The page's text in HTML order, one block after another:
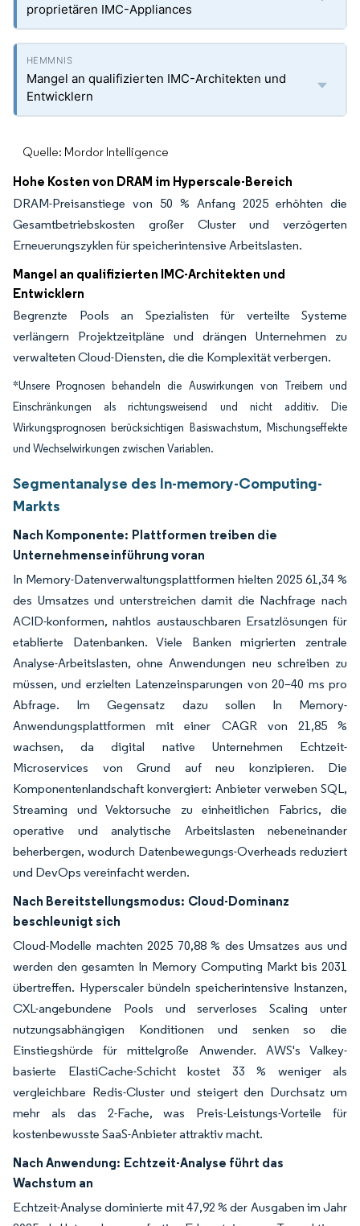
proprietären IMC-Appliances
Mangel an qualifizierten IMC-Architekten und
Entwicklern
Quelle: Mordor Intelligence
Hohe Kosten von DRAM im Hyperscale-Bereich
DRAM-Preisanstiege von 50 % Anfang 2025 erhöhten die
Gesamtbetriebskosten großer Cluster und verzögerten
Erneuerungszyklen für speicherintensive Arbeitslasten.
Mangel an qualifizierten IMC-Architekten und
Entwicklern
Begrenzte Pools an Spezialisten für verteilte Systeme
verlängern Projektzeitpläne und drängen Unternehmen zu
verwalteten Cloud-Diensten, die die Komplexität verbergen.
*Unsere Prognosen behandeln die Auswirkungen von Treibern und
Einschränkungen als richtungsweisend und nicht additiv. Die
Wirkungsprognosen berücksichtigen Basiswachstum, Mischungseffekte
und Wechselwirkungen zwischen Variablen.
Segmentanalyse des In-memory-Computing-
Markts
Nach Komponente: Plattformen treiben die
Unternehmenseinführung voran
In Memory-Datenverwaltungsplattformen hielten 2025 61,34 %
des Umsatzes und unterstreichen damit die Nachfrage nach
ACID-konformen, nahtlos austauschbaren Ersatzlösungen für
etablierte Datenbanken. Viele Banken migrierten zentrale
Analyse-Arbeitslasten, ohne Anwendungen neu schreiben zu
müssen, und erzielten Latenzeinsparungen von 20–40 ms pro
Abfrage. Im Gegensatz dazu sollen In Memory-
Anwendungsplattformen mit einer CAGR von 21,85 %
wachsen, da digital native Unternehmen Echtzeit-
Microservices von Grund auf neu konzipieren. Die
Komponentenlandschaft konvergiert: Anbieter verweben SQL,
Streaming und Vektorsuche zu einheitlichen Fabrics, die
operative und analytische Arbeitslasten nebeneinander
beherbergen, wodurch Datenbewegungs-Overheads reduziert
und DevOps vereinfacht werden.
Nach Bereitstellungsmodus: Cloud-Dominanz
beschleunigt sich
Cloud-Modelle machten 2025 70,88 % des Umsatzes aus und
werden den gesamten In Memory Computing Markt bis 2031
übertreffen. Hyperscaler bündeln speicherintensive Instanzen,
CXL-angebundene Pools und serverloses Scaling unter
nutzungsabhängigen Konditionen und senken so die
Einstiegshürde für mittelgroße Anwender. AWS's Valkey-
basierte ElastiCache-Schicht kostet 33 % weniger als
vergleichbare Redis-Cluster und steigert den Durchsatz um
mehr als das 2-Fache, was Preis-Leistungs-Vorteile für
kostenbewusste SaaS-Anbieter attraktiv macht.
Nach Anwendung: Echtzeit-Analyse führt das
Wachstum an
Echtzeit-Analyse dominierte mit 47,92 % der Ausgaben im Jahr